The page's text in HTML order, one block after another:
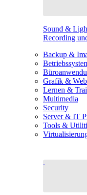
Sound &
Recording
Backup &
Grafik &
Lernen &
Multimedia
Security
Server & IT
Tools &